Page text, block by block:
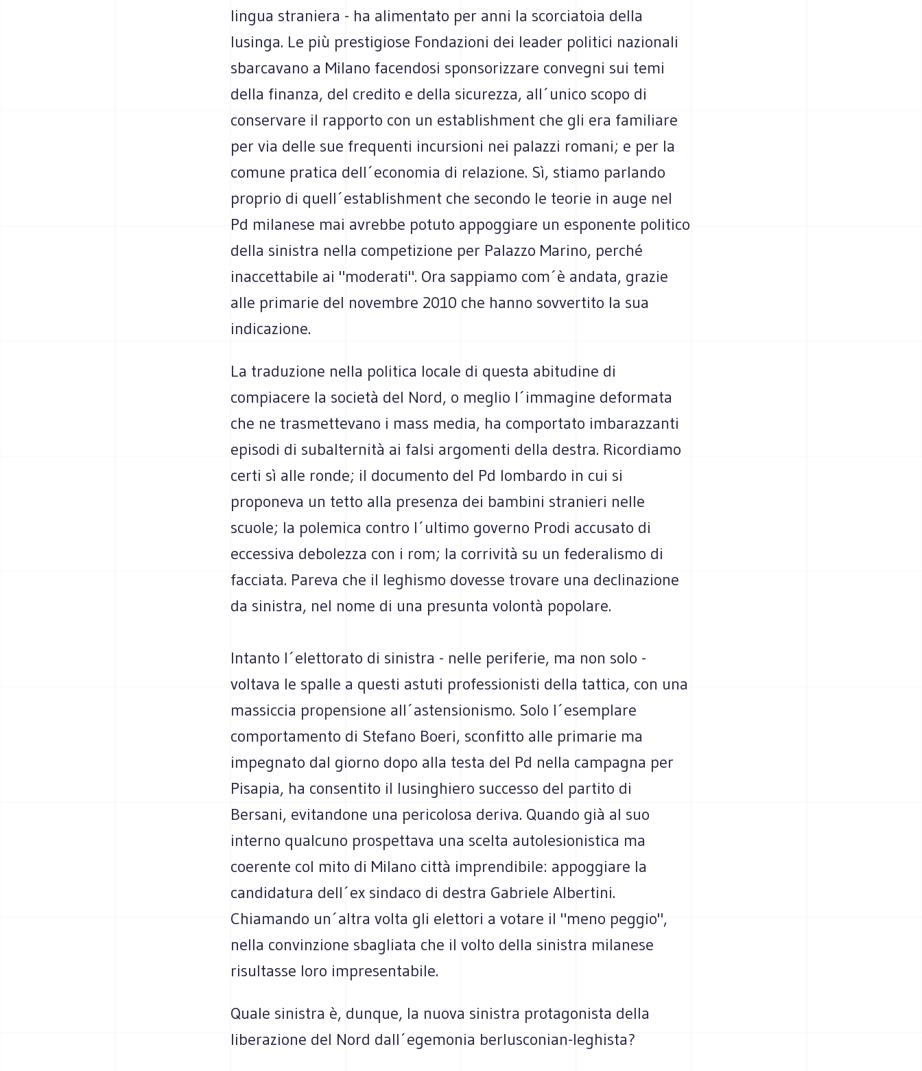
lingua straniera - ha alimentato per anni la scorciatoia della
lusinga. Le più prestigiose Fondazioni dei leader politici nazionali
sbarcavano a Milano facendosi sponsorizzare convegni sui temi
della finanza, del credito e della sicurezza, all´unico scopo di
conservare il rapporto con un establishment che gli era familiare
per via delle sue frequenti incursioni nei palazzi romani; e per la
comune pratica dell´economia di relazione. Sì, stiamo parlando
proprio di quell´establishment che secondo le teorie in auge nel
Pd milanese mai avrebbe potuto appoggiare un esponente politico
della sinistra nella competizione per Palazzo Marino, perché
inaccettabile ai "moderati". Ora sappiamo com´è andata, grazie
alle primarie del novembre 2010 che hanno sovvertito la sua
indicazione.
La traduzione nella politica locale di questa abitudine di
compiacere la società del Nord, o meglio l´immagine deformata
che ne trasmettevano i mass media, ha comportato imbarazzanti
episodi di subalternità ai falsi argomenti della destra. Ricordiamo
certi sì alle ronde; il documento del Pd lombardo in cui si
proponeva un tetto alla presenza dei bambini stranieri nelle
scuole; la polemica contro l´ultimo governo Prodi accusato di
eccessiva debolezza con i rom; la corrività su un federalismo di
facciata. Pareva che il leghismo dovesse trovare una declinazione
da sinistra, nel nome di una presunta volontà popolare.
Intanto l´elettorato di sinistra - nelle periferie, ma non solo -
voltava le spalle a questi astuti professionisti della tattica, con una
massiccia propensione all´astensionismo. Solo l´esemplare
comportamento di Stefano Boeri, sconfitto alle primarie ma
impegnato dal giorno dopo alla testa del Pd nella campagna per
Pisapia, ha consentito il lusinghiero successo del partito di
Bersani, evitandone una pericolosa deriva. Quando già al suo
interno qualcuno prospettava una scelta autolesionistica ma
coerente col mito di Milano città imprendibile: appoggiare la
candidatura dell´ex sindaco di destra Gabriele Albertini.
Chiamando un´altra volta gli elettori a votare il "meno peggio",
nella convinzione sbagliata che il volto della sinistra milanese
risultasse loro impresentabile.
Quale sinistra è, dunque, la nuova sinistra protagonista della
liberazione del Nord dall´egemonia berlusconian-leghista?